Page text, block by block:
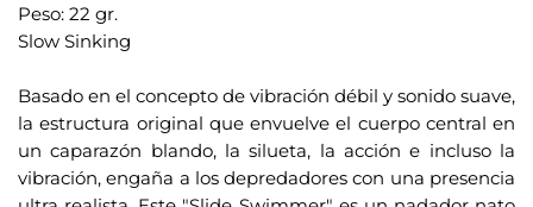
Peso: 22 gr.
Slow Sinking
Basado en el concepto de vibración débil y sonido suave,
la estructura original que envuelve el cuerpo central en
un caparazón blando, la silueta, la acción e incluso la
vibración, engaña a los depredadores con una presencia